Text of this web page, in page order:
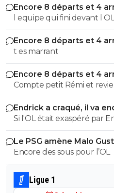
Encore 8 départs et 4
l equipe qui fini devant l OL
es tro malin toi
Encore 8 départs et 4
t es marrant
Encore 8 départs et 4
Compte petit Rémi et
Endrick a craqué, il va
Si l'OL était exaspéré par
près. Bref... Quand l'équipe sera complète... ce sera beaucoup
mieux.
Le PSG amène Malo
Encore des sous pour l’OL
Ligue 1